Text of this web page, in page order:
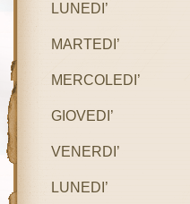
LUNEDI’
MARTEDI’
MERCOLEDI’
GIOVEDI’
VENERDI’
LUNEDI’